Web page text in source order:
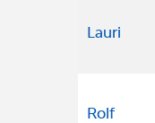
Lauri
Rolf